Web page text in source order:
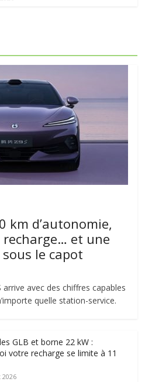
km d’autonomie,
et une
le capot
avec des chiffres capables
quelle station-service.
GLB et borne 22 kW :
votre recharge se limite à 11
2026